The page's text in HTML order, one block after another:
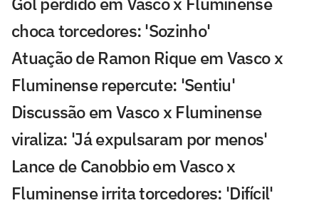
choca torcedores: 'Sozinho'
Atuação de Ramon Rique em Vasco x
Fluminense repercute: 'Sentiu'
Discussão em Vasco x Fluminense
viraliza: 'Já expulsaram por menos'
Lance de Canobbio em Vasco x
Fluminense irrita torcedores: 'Difícil'